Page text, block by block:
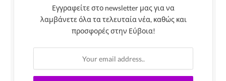
Εγγραφείτε στο newsletter μας για να
λαμβάνετε όλα τα τελευταία νέα, καθώς και
προσφορές στην Εύβοια!